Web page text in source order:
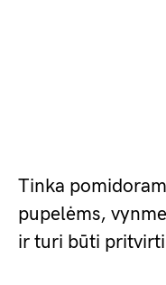
Tinka
pupelėms,
ir turi būti